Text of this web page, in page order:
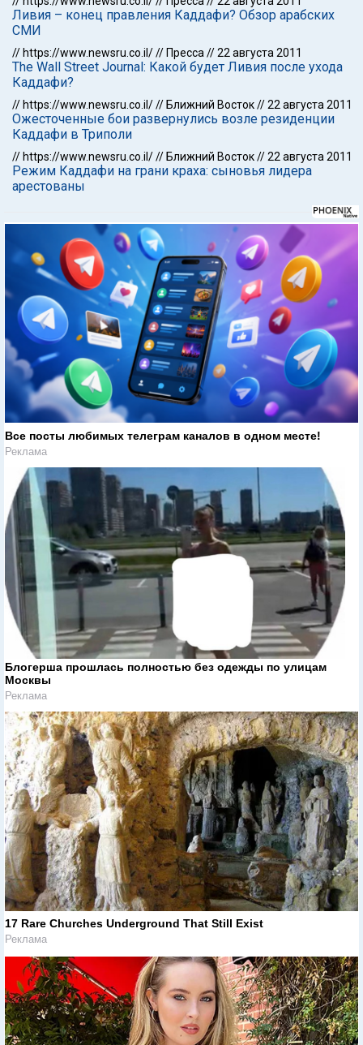
Ливия – конец правления Каддафи? Обзор арабских
СМИ
// https://www.newsru.co.il/// Пресса //22 августа 2011
The Wall Street Journal: Какой будет Ливия после ухода
Каддафи?
// https://www.newsru.co.il/// Ближний Восток//22 августа 2011
Ожесточенные бои развернулись возле резиденции
Каддафи в Триполи
// https://www.newsru.co.il/// Ближний Восток//22 августа 2011
Режим Каддафи на грани краха: сыновья лидера
арестованы
Все посты любимых телеграм каналов в одном месте!
Реклама
Блогерша прошлась полностью без одежды по улицам
Москвы
Реклама
17 Rare Churches Underground That Still Exist
Реклама